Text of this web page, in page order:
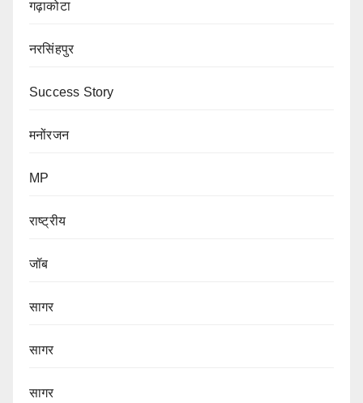
गढ़ाकोटा
नरसिंहपुर
Success Story
मनोंरजन
MP
राष्ट्रीय
जॉब
सागर
सागर
सागर